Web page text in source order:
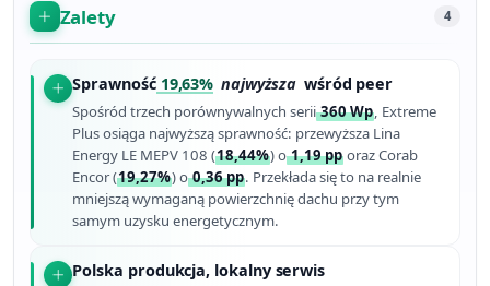
Zalety 4
Sprawność19,63% najwyższa wśród peer
Spośród trzech porównywalnych serii360 Wp, Extreme
Plus osiąga najwyższą sprawność: przewyższa Lina
Energy LE MEPV 108 (18,44%) o1,19 pp oraz Corab
Encor (19,27%) o0,36 pp. Przekłada się to na realnie
mniejszą wymaganą powierzchnię dachu przy tym
samym uzysku energetycznym.
Polska produkcja, lokalny serwis